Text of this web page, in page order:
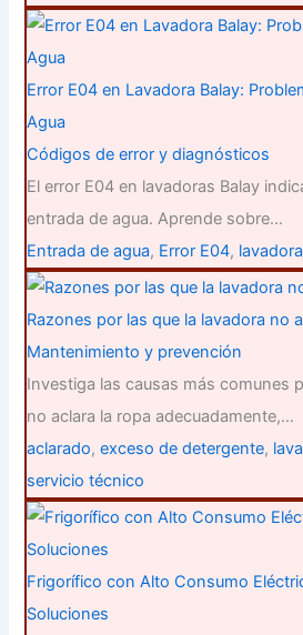
Error E04 en Lavadora Balay:
Agua
Códigos de error y diagnósticos
El error E04 en lavadoras Balay
entrada de agua. Aprende sobre…
Entrada de agua, Error E04,
Razones por las que la lavadora no
Mantenimiento y prevención
Investiga las causas más comunes
no aclara la ropa adecuadamente,…
aclarado,exceso de detergente,
servicio técnico
Frigorífico con Alto Consumo
Soluciones